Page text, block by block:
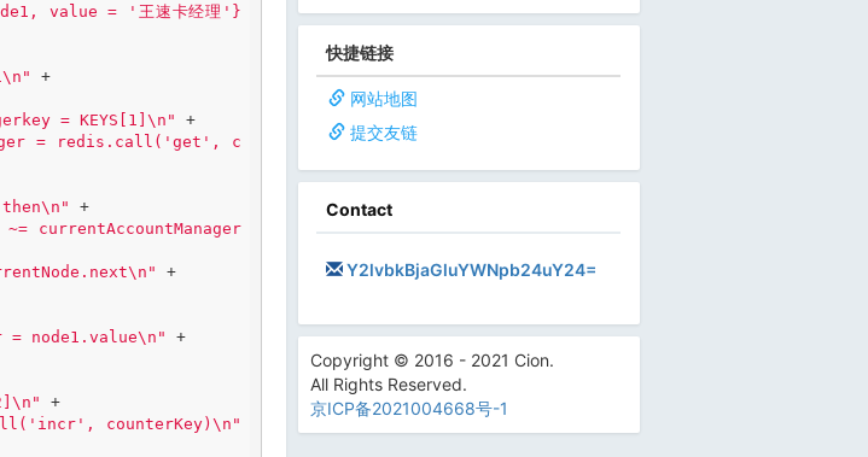
value = '王速卡经理'}
+
= KEYS[1]\n" +
= redis.call('get', c
+
currentAccountManager
+
= node1.value\n" +
+
counterKey)\n"
快捷链接
网站地图
提交友链
Contact
Y2lvbkBjaGluYWNpb24uY24=
Copyright © 2016 - 2021 Cion.
All Rights Reserved.
京ICP备2021004668号-1